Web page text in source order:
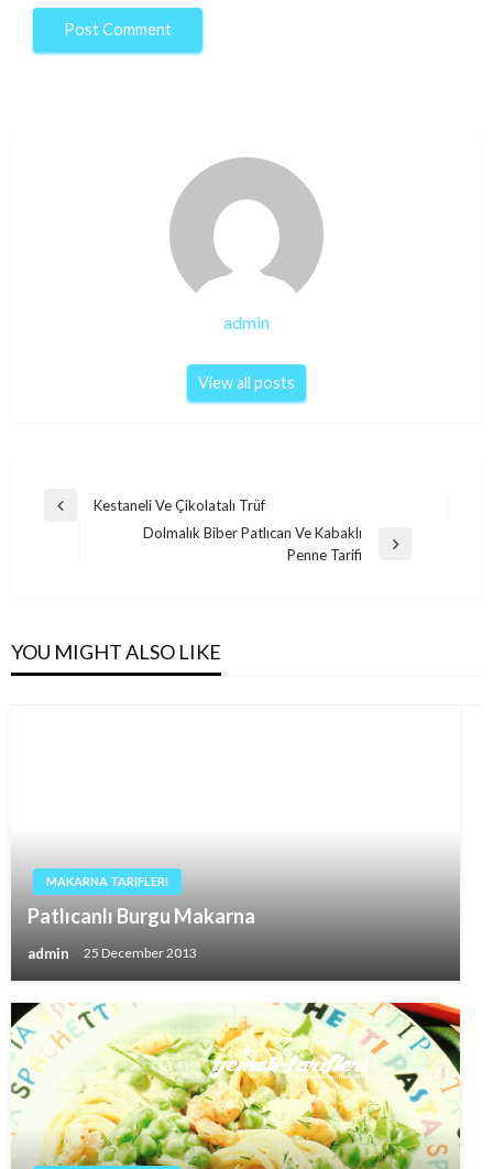
admin
View all posts
Post
navigation
Previous
Kestaneli Ve Çikolatalı Trüf
Dolmalık Biber Patlıcan Ve Kabaklı
Penne Tarifi
YOU MIGHT ALSO LIKE
MAKARNA TARIFLERI
Patlıcanlı Burgu Makarna
admin 25 December 2013